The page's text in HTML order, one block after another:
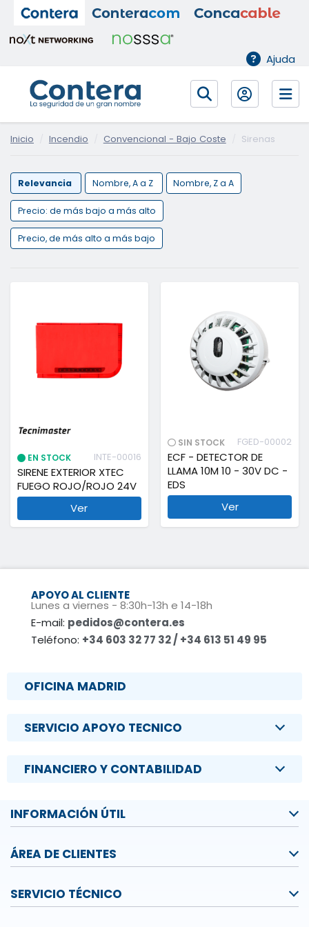
Ajuda
Inicio Incendio Convencional - Bajo Coste Sirenas
Relevancia Nombre, A a Z Nombre, Z a A
Precio: de más bajo a más alto
Precio, de más alto a más bajo
EN STOCK INTE-00016
SIRENE EXTERIOR XTEC
FUEGO ROJO/ROJO 24V
Ver
SIN STOCK FGED-00002
ECF - DETECTOR DE
LLAMA 10M 10 - 30V DC -
EDS
Ver
APOYO AL CLIENTE
Lunes a viernes - 8:30h-13h e 14-18h
E-mail: pedidos@contera.es
Teléfono: +34 603 32 77 32 / +34 613 51 49 95
OFICINA MADRID
SERVICIO APOYO TECNICO
FINANCIERO Y CONTABILIDAD
INFORMACIÓN ÚTIL
ÁREA DE CLIENTES
SERVICIO TÉCNICO